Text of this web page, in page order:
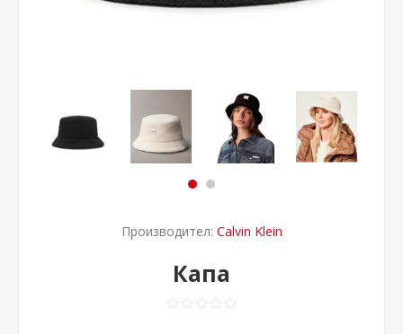
Производител: Calvin Klein
Капа